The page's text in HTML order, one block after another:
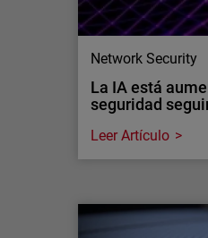
Network Security
La IA está
seguridad
La IA está
seguridad
Leer Artículo